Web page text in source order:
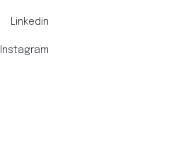
Linkedin
Instagram